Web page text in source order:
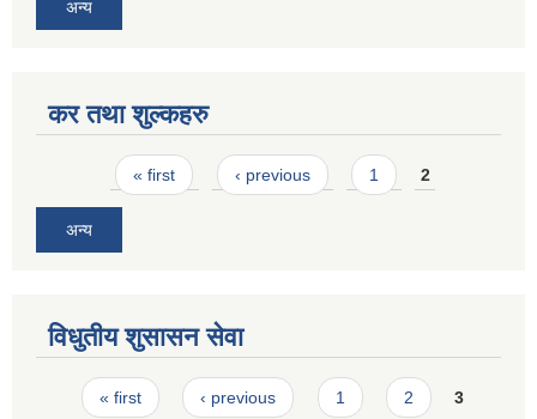
अन्य
कर तथा शुल्कहरु
Pages« first ‹ previous 1 2
अन्य
विधुतीय शुसासन सेवा
Pages
« first ‹ previous 1 2 3